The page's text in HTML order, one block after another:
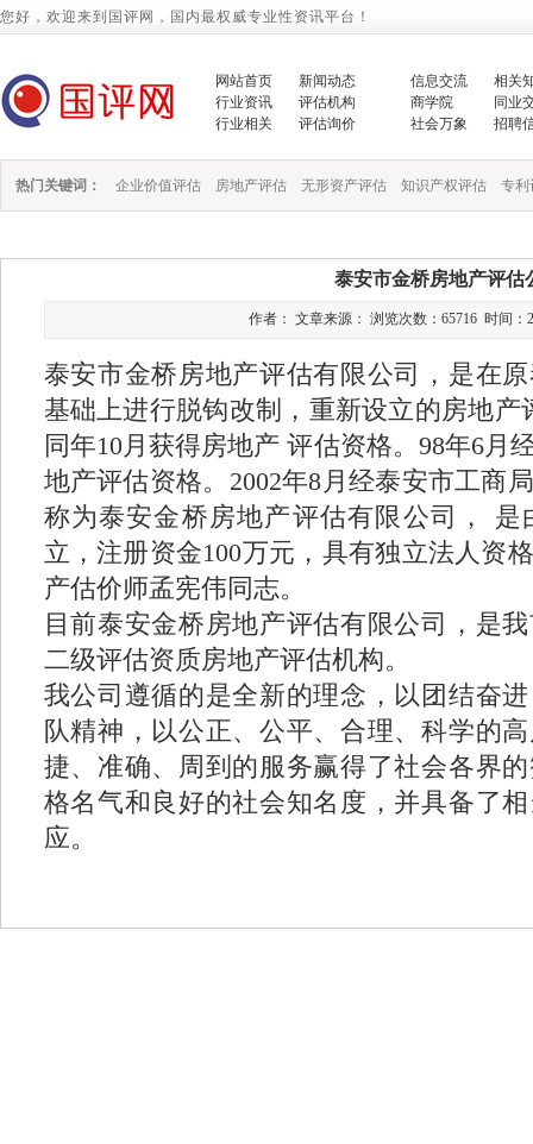
您好，欢迎来到国评网，国内最权威专业性资讯平台！
网站首页
新闻动态
行业资讯
评估机构
行业相关
评估询价
信息交流
相关
商学院
同业
社会万象
招聘
热门关键词： 企业价值评估 房地产评估 无形资产评估 知识产权评估 专利
泰安市金桥房地产评估
作者： 文章来源： 浏览次数：65716 时间：
泰安市金桥房地产评估有限公司，是在
基础上进行脱钩改制，重新设立的房地产
同年10月获得房地产 评估资格。98年6月
地产评估资格。2002年8月经泰安市工商
称为泰安金桥房地产评估有限公司， 是
立，注册资金100万元，具有独立法人资
产估价师孟宪伟同志。
目前泰安金桥房地产评估有限公司，是
二级评估资质房地产评估机构。
我公司遵循的是全新的理念，以团结奋
队精神，以公正、公平、合理、科学的
捷、准确、周到的服务赢得了社会各界
格名气和良好的社会知名度，并具备了
应。